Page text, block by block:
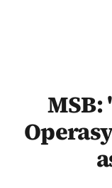
MSB: